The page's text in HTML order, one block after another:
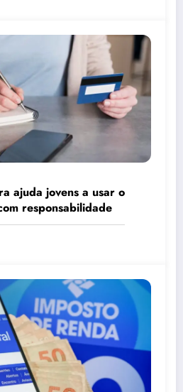
ajuda jovens a usar o
responsabilidade